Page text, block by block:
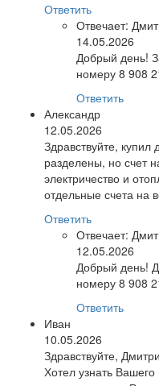
Ответить
Отвечает:
14.05.2026
Добрый день!
номеру 8 908
Ответить
Александр
12.05.2026
Здравствуйте,
разделены, но счет
электричество и
отдельные счета на
Ответить
Отвечает:
12.05.2026
Добрый день!
номеру 8 908
Ответить
Иван
10.05.2026
Здравствуйте,
Хотел узнать